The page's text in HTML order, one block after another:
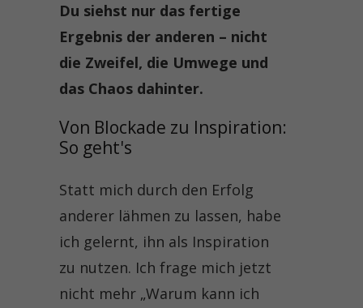
Du siehst nur das fertige
Ergebnis der anderen – nicht
die Zweifel, die Umwege und
das Chaos dahinter.
Von Blockade zu Inspiration:
So geht's
Statt mich durch den Erfolg
anderer lähmen zu lassen, habe
ich gelernt, ihn als Inspiration
zu nutzen. Ich frage mich jetzt
nicht mehr „Warum kann ich